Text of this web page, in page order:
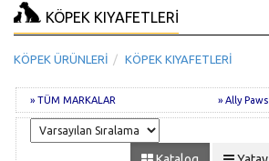
KÖPEK KIYAFETLERİ
KÖPEK ÜRÜNLERİ KÖPEK KIYAFETLERİ
» TÜM MARKALAR » Ally Paws